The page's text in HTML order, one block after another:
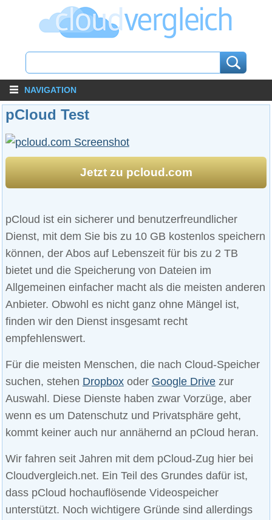
NAVIGATION
pCloud Test
Jetzt zu pcloud.com
pCloud ist ein sicherer und benutzerfreundlicher
Dienst, mit dem Sie bis zu 10 GB kostenlos speichern
können, der Abos auf Lebenszeit für bis zu 2 TB
bietet und die Speicherung von Dateien im
Allgemeinen einfacher macht als die meisten anderen
Anbieter. Obwohl es nicht ganz ohne Mängel ist,
finden wir den Dienst insgesamt recht
empfehlenswert.
Für die meisten Menschen, die nach Cloud-Speicher
suchen, stehen Dropboxoder Google Drivezur
Auswahl. Diese Dienste haben zwar Vorzüge, aber
wenn es um Datenschutz und Privatsphäre geht,
kommt keiner auch nur annähernd an pCloud heran.
Wir fahren seit Jahren mit dem pCloud-Zug hier bei
Cloudvergleich.net. Ein Teil des Grundes dafür ist,
dass pCloud hochauflösende Videospeicher
unterstützt. Noch wichtigere Gründe sind allerdings